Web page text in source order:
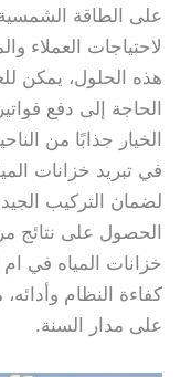
على الطاقة
لاحتياجات العملاء
هذه الحلول، يمكن
الحاجة إلى دفع
الخيار جذابًا من
في تبريد خزانات
لضمان التركيب
الحصول على نتائج
خزانات المياه في ام
كفاءة النظام
على مدار السنة.